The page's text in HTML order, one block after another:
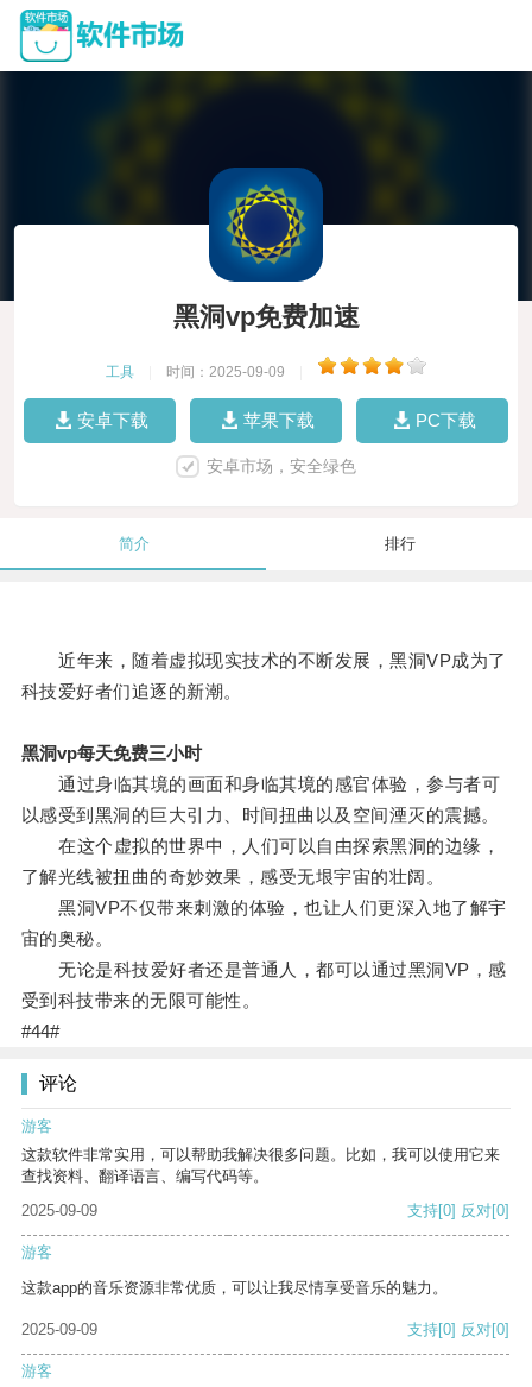
黑洞vp免费加速
工具 时间：2025-09-09
安卓下载 苹果下载 PC下载
安卓市场，安全绿色
简介 排行
近年来，随着虚拟现实技术的不断发展，黑洞VP成为了
科技爱好者们追逐的新潮。
黑洞vp每天免费三小时
通过身临其境的画面和身临其境的感官体验，参与者可
以感受到黑洞的巨大引力、时间扭曲以及空间湮灭的震撼。
在这个虚拟的世界中，人们可以自由探索黑洞的边缘，
了解光线被扭曲的奇妙效果，感受无垠宇宙的壮阔。
黑洞VP不仅带来刺激的体验，也让人们更深入地了解宇
宙的奥秘。
无论是科技爱好者还是普通人，都可以通过黑洞VP，感
受到科技带来的无限可能性。
#44#
评论
游客
这款软件非常实用，可以帮助我解决很多问题。比如，我可以使用它来
查找资料、翻译语言、编写代码等。
2025-09-09
支持[0] 反对[0]
游客
这款app的音乐资源非常优质，可以让我尽情享受音乐的魅力。
2025-09-09 支持[0] 反对[0]
游客